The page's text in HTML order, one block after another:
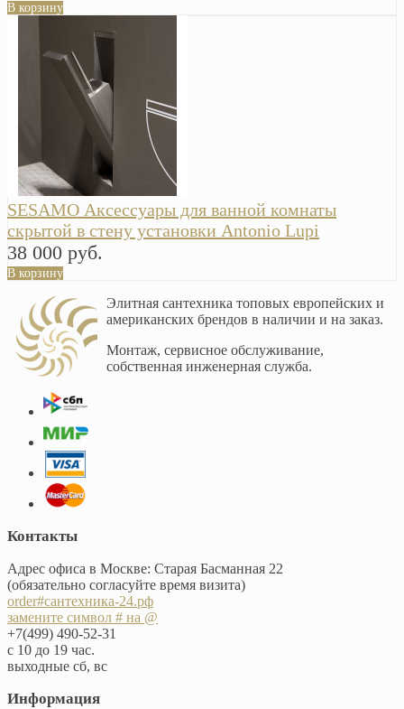
В корзину
SESAMO Аксессуары для ванной комнаты
скрытой в стену установки Antonio Lupi
38 000 руб.
В корзину
Элитная сантехника топовых европейских и
американских брендов в наличии и на заказ.
Монтаж, сервисное обслуживание,
собственная инженерная служба.
Контакты
Адрес офиса в Москве: Старая Басманная 22
(обязательно согласуйте время визита)
order#сантехника-24.рф
замените символ # на @
+7(499) 490-52-31
с 10 до 19 час.
выходные сб, вс
Информация